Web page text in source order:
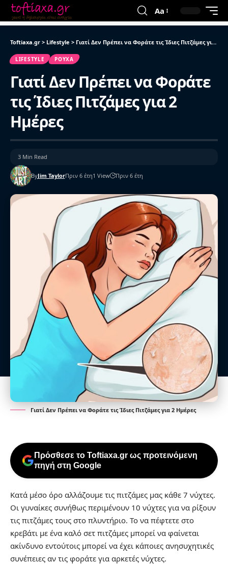
Aa
Toftiaxa.gr > Lifestyle > Γιατί Δεν Πρέπει να Φοράτε τις Ίδιες Πιτζάμες για 2 Ημέρες
LIFESTYLE ΡΟΎΧΑ
Γιατί Δεν Πρέπει να Φοράτε
τις Ίδιες Πιτζάμες για 2
Ημέρες
ByJim TaylorΠριν 6 έτη1 View Πριν 6 έτη
3 Min Read
Γιατί Δεν Πρέπει να Φοράτε τις Ίδιες Πιτζάμες για 2 Ημέρες
Πρόσθεσε το Toftiaxa.gr ως προτεινόμενη
πηγή στη Google
Κατά μέσο όρο αλλάζουμε τις πιτζάμες μας κάθε 7 νύχτες.
Οι γυναίκες συνήθως περιμένουν 10 νύχτες για να ρίξουν
τις πιτζάμες τους στο πλυντήριο. Το να πέφτετε στο
κρεβάτι με ένα καλό σετ πιτζάμες μπορεί να φαίνεται
ακίνδυνο εντούτοις μπορεί να έχει κάποιες ανησυχητικές
συνέπειες αν τις φοράτε για αρκετές νύχτες.